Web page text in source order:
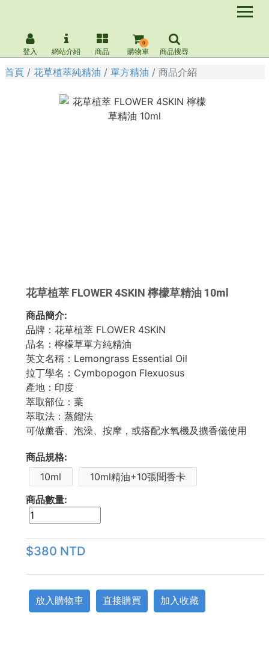
登入 網站介紹 商品 購物車
0
商品搜尋
首頁 花草植萃純精油 單方精油 商品介紹
花草植萃 FLOWER 4SKIN 檸檬草精油 10ml
商品簡介:
品牌：花草植萃 FLOWER 4SKIN
品名：檸檬草單方純精油
英文名稱：Lemongrass Essential Oil
拉丁學名：Cymbopogon Flexuosus
產地：印度
萃取部位：葉
萃取法：蒸餾法
可做薰香、泡澡、按摩，或搭配水氧機及擴香儀使用
商品規格:
10ml
10ml精油+10張聞香卡
商品數量:
$380 NTD
放入購物車 直接購買 加入收藏